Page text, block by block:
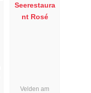
Seerestaura
nt Rosé
Velden am